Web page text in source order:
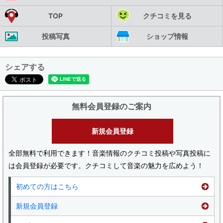
TOP クチコミを見る
投稿写真 ショップ情報
シェアする
無料会員登録のご案内
新規会員登録
全部無料で利用できます！音楽情報のクチコミ投稿や写真投稿に
は会員登録が必要です。クチコミして音楽の魅力を広めよう！
初めての方はこちら
新規会員登録